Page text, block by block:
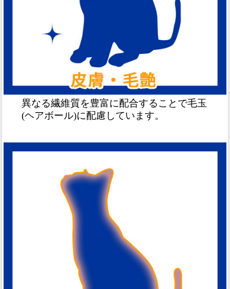
異なる繊維質を豊富に配合することで毛玉
(ヘアボール)に配慮しています。